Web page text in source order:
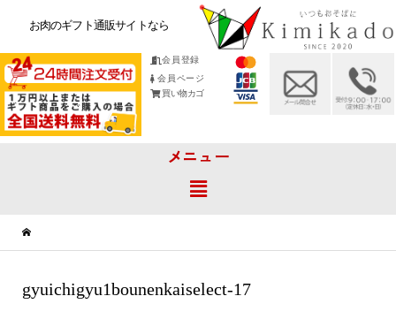
お肉のギフト通販サイトなら
会員登録
会員ページ
買い物カゴ
メニュー
gyuichigyu1bounenkaiselect-17